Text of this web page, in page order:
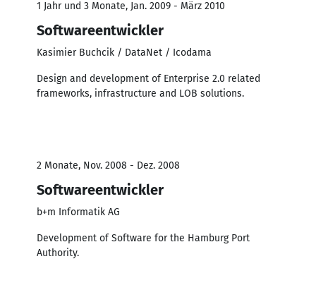
1 Jahr und 3 Monate, Jan. 2009 - März 2010
Softwareentwickler
Kasimier Buchcik / DataNet / Icodama
Design and development of Enterprise 2.0 related
frameworks, infrastructure and LOB solutions.
2 Monate, Nov. 2008 - Dez. 2008
Softwareentwickler
b+m Informatik AG
Development of Software for the Hamburg Port
Authority.